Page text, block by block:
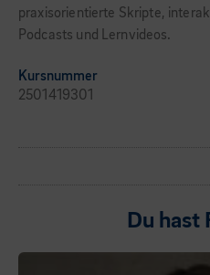
praxisorientierte Skripte,
Podcasts und Lernvideos.
Kursnummer
2501419301
Du hast